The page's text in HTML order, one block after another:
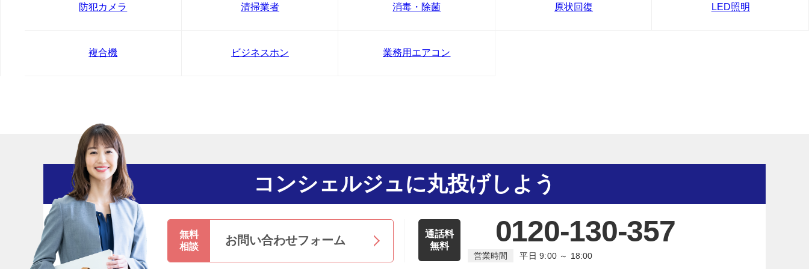
防犯カメラ 清掃業者 消毒・除菌 原状回復 LED照明
複合機 ビジネスホン 業務用エアコン
コンシェルジュに丸投げしよう
無料
相談
お問い合わせフォーム
通話料
無料
0120-130-357
営業時間 平日 9:00 ～ 18:00